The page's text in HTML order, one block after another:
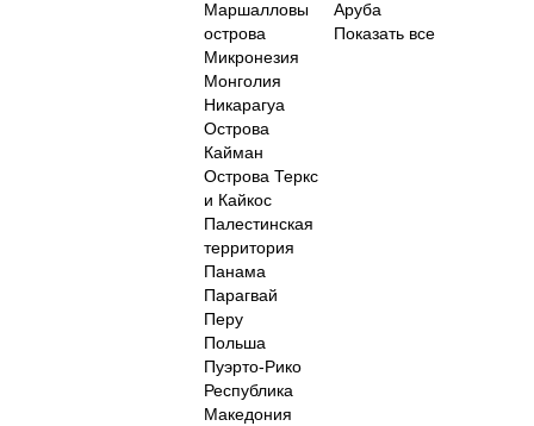
Маршалловы
острова
Микронезия
Монголия
Никарагуа
Острова
Кайман
Острова Теркс
и Кайкос
Палестинская
территория
Панама
Парагвай
Перу
Польша
Пуэрто-Рико
Республика
Македония
Аруба
Показать все